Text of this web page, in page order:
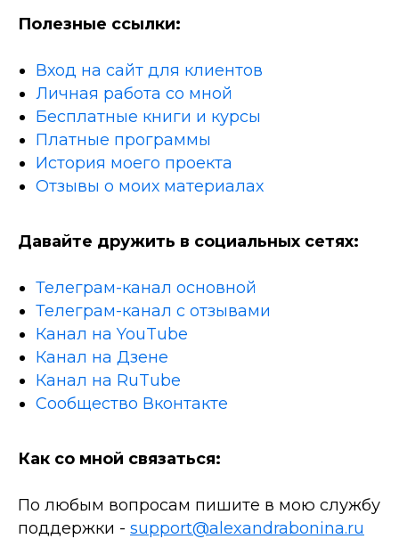
Полезные ссылки:
Вход на сайт для клиентов
Личная работа со мной
Бесплатные книги и курсы
Платные программы
История моего проекта
Отзывы о моих материалах
Давайте дружить в социальных сетях:
Телеграм-канал основной
Телеграм-канал с отзывами
Канал на YouTube
Канал на Дзене
Канал на RuTube
Сообщество Вконтакте
Как со мной связаться:
По любым вопросам пишите в мою службу
поддержки - support@alexandrabonina.ru